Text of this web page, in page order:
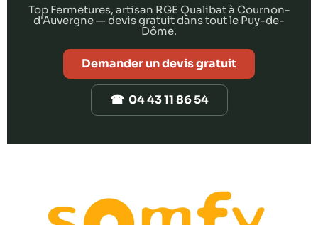
Top Fermetures, artisan RGE Qualibat à Cournon-
d'Auvergne — devis gratuit dans tout le Puy-de-
Dôme.
Demander un devis gratuit
☎ 04 43 11 86 54